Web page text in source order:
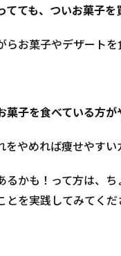
てても、ついお菓子を
らお菓子やデザート
菓子を食べている方
をやめれば痩せやすい
るかも！って方は、
とを実践してみてくだ